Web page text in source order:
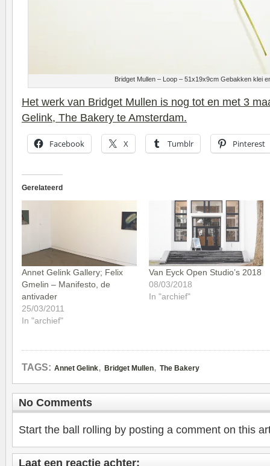
Bridget Mullen – Loop – 51x19x9cm Gebakken klei
Het werk van Bridget Mullen is nog tot en met 3
Gelink, The Bakery te Amsterdam.
Facebook X Tumblr Pinterest
Gerelateerd
Annet Gelink Gallery; Felix
Gmelin – Manifesto, de
antivader
25/03/2011
In "archief"
Van Eyck Open Studio’s 2018
08/03/2018
In "archief"
TAGS: Annet Gelink, Bridget Mullen, The Bakery
No Comments
Start the ball rolling by posting a comment on this
Laat een reactie achter;